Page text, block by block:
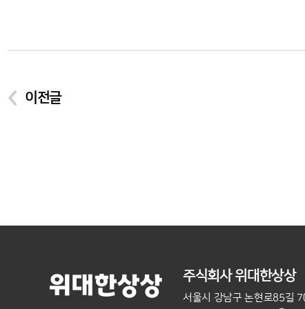
이전글
주식회사 위대한상상
서울시 강남구 논현로85길